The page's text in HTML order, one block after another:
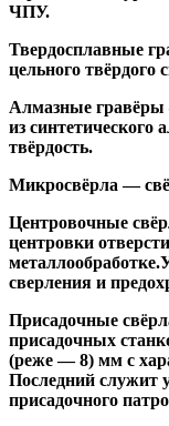
ЧПУ.
Твердосплавные
цельного твёрдого
Алмазные гравёры
из
твёрдость.
Микросвёрла —
Центровочные
центровки
сверления и
Присадочные
присадочных
(реже — 8) мм с
Последний служит
присадочного